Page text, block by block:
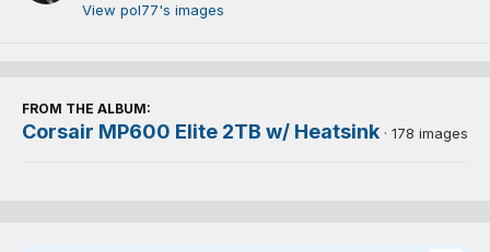
View pol77's images
FROM THE ALBUM:
Corsair MP600 Elite 2TB w/ Heatsink · 178 images